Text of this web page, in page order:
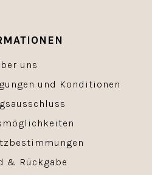
uns
und Konditionen
& Rückgabe